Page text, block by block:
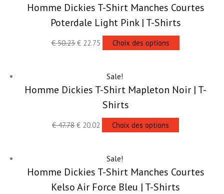
Homme Dickies T-Shirt Manches Courtes
Poterdale Light Pink | T-Shirts
€50.23 € 22.75 Choix des options
Sale!
Homme Dickies T-Shirt Mapleton Noir | T-
Shirts
€47.78 € 20.02 Choix des options
Sale!
Homme Dickies T-Shirt Manches Courtes
Kelso Air Force Bleu | T-Shirts